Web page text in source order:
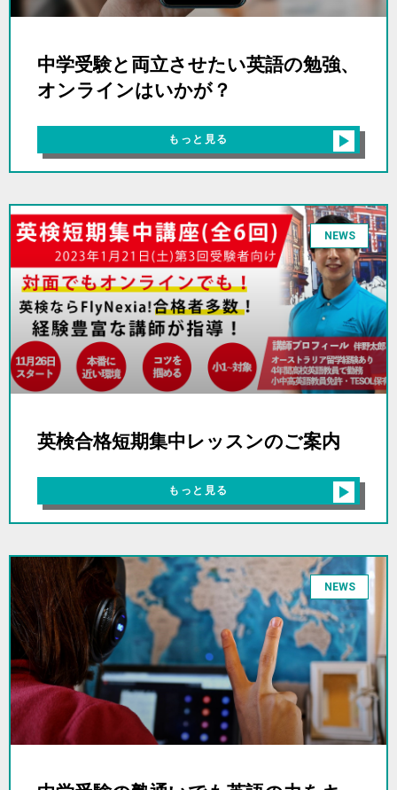
中学受験と両立させたい英語の勉強、
オンラインはいかが？
もっと見る
NEWS
英検合格短期集中レッスンのご案内
もっと見る
NEWS